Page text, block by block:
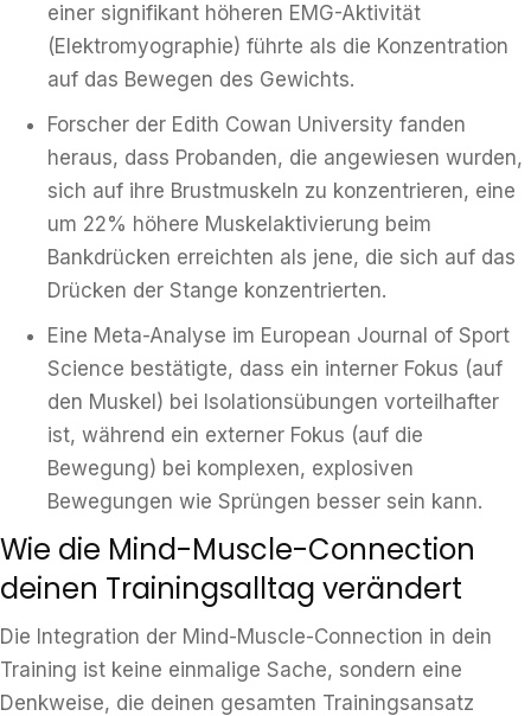
einer signifikant höheren EMG-Aktivität
(Elektromyographie) führte als die Konzentration
auf das Bewegen des Gewichts.
Forscher der Edith Cowan University fanden
heraus, dass Probanden, die angewiesen wurden,
sich auf ihre Brustmuskeln zu konzentrieren, eine
um 22% höhere Muskelaktivierung beim
Bankdrücken erreichten als jene, die sich auf das
Drücken der Stange konzentrierten.
Eine Meta-Analyse im European Journal of Sport
Science bestätigte, dass ein interner Fokus (auf
den Muskel) bei Isolationsübungen vorteilhafter
ist, während ein externer Fokus (auf die
Bewegung) bei komplexen, explosiven
Bewegungen wie Sprüngen besser sein kann.
Wie die Mind-Muscle-Connection
deinen Trainingsalltag verändert
Die Integration der Mind-Muscle-Connection in dein
Training ist keine einmalige Sache, sondern eine
Denkweise, die deinen gesamten Trainingsansatz